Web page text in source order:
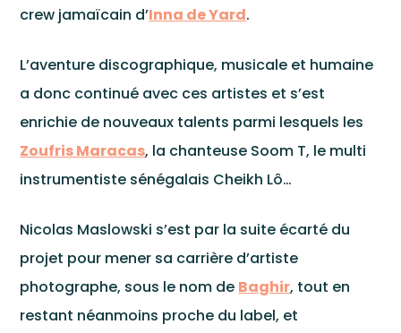
Le
crew jamaïcain d’Inna de Yard.
L’aventure discographique, musicale et humaine
a donc continué avec ces artistes et s’est
enrichie de nouveaux talents parmi lesquels les
Zoufris Maracas, la chanteuse Soom T, le multi
instrumentiste sénégalais Cheikh Lô…
Nicolas Maslowski s’est par la suite écarté du
projet pour mener sa carrière d’artiste
photographe, sous le nom de Baghir, tout en
restant néanmoins proche du label, et
Politique de confidentialitéet
Conditions d'utilisation.